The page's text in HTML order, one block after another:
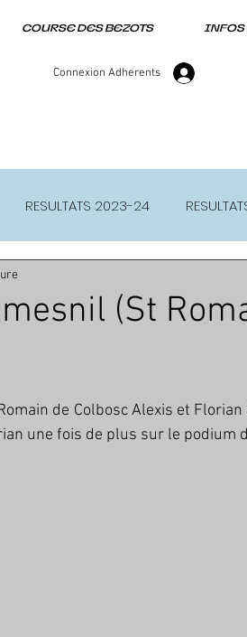
COURSE DES BEZOTS INFOS
Connexion Adherents
RESULTATS 2023-24
(St
de Colbosc Alexis et
une fois de plus sur le podium